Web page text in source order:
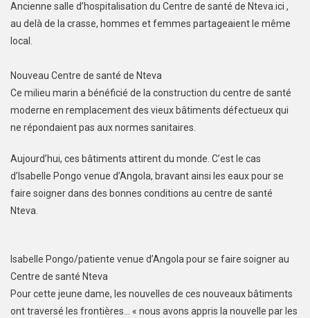
Ancienne salle d’hospitalisation du Centre de santé de Nteva.ici ,
au delà de la crasse, hommes et femmes partageaient le même
local.
Nouveau Centre de santé de Nteva
Ce milieu marin a bénéficié de la construction du centre de santé
moderne en remplacement des vieux bâtiments défectueux qui
ne répondaient pas aux normes sanitaires.
Aujourd’hui, ces bâtiments attirent du monde. C’est le cas
d’Isabelle Pongo venue d’Angola, bravant ainsi les eaux pour se
faire soigner dans des bonnes conditions au centre de santé
Nteva.
Isabelle Pongo/patiente venue d’Angola pour se faire soigner au
Centre de santé Nteva
Pour cette jeune dame, les nouvelles de ces nouveaux bâtiments
ont traversé les frontières… « nous avons appris la nouvelle par les